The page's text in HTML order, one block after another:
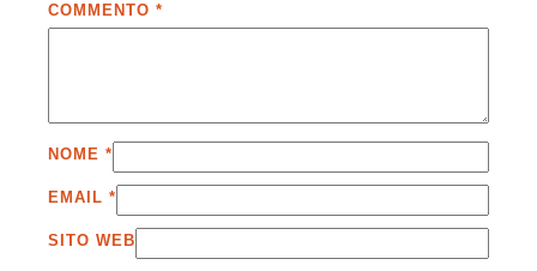
COMMENTO *
NOME *
EMAIL *
SITO WEB